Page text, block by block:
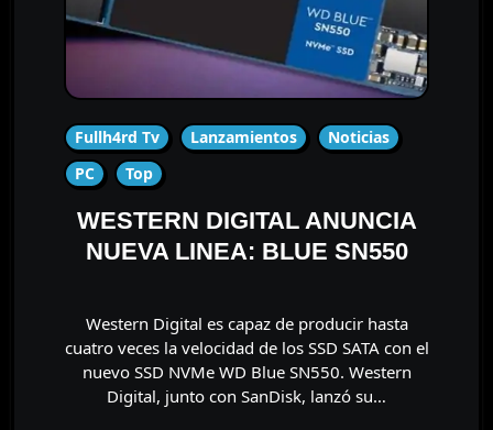
Fullh4rd Tv Lanzamientos
Noticias
PC
Top
WESTERN DIGITAL ANUNCIA
NUEVA LINEA: BLUE SN550
Western Digital es capaz de producir hasta
cuatro veces la velocidad de los SSD SATA con el
nuevo SSD NVMe WD Blue SN550. Western
Digital, junto con SanDisk, lanzó su…